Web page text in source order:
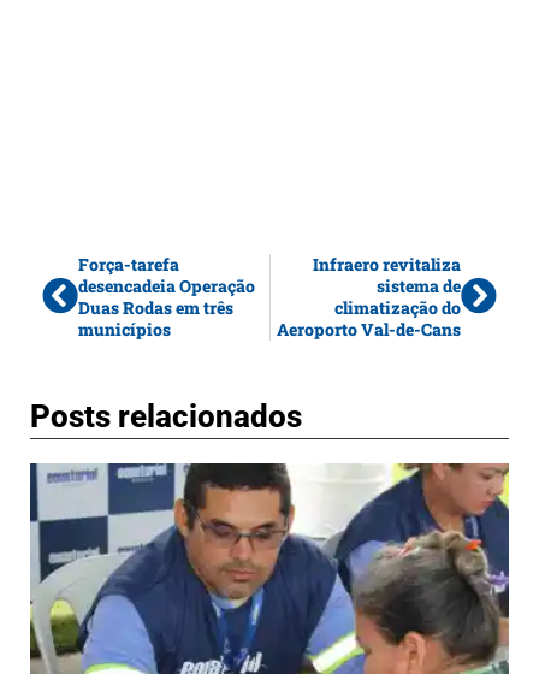
Força-tarefa
desencadeia Operação
Duas Rodas em três
municípios
Infraero revitaliza
sistema de
climatização do
Aeroporto Val-de-Cans
Posts relacionados